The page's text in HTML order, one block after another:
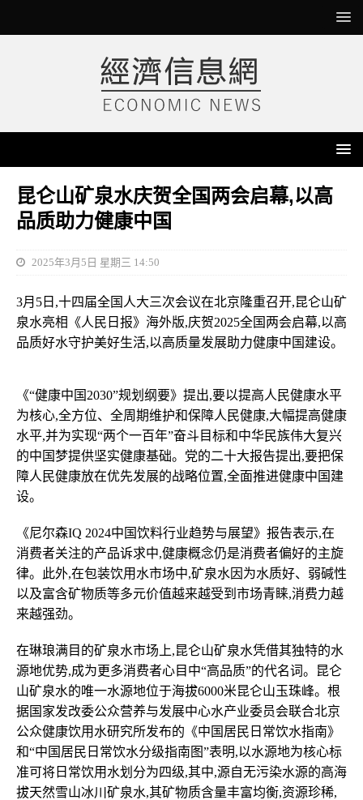
昆仑山矿泉水庆贺全国两会启幕,以高
品质助力健康中国
2025年3月5日 星期三 14:50
3月5日,十四届全国人大三次会议在北京隆重召开,昆仑山矿
泉水亮相《人民日报》海外版,庆贺2025全国两会启幕,以高
品质好水守护美好生活,以高质量发展助力健康中国建设。
《“健康中国2030”规划纲要》提出,要以提高人民健康水平
为核心,全方位、全周期维护和保障人民健康,大幅提高健康
水平,并为实现“两个一百年”奋斗目标和中华民族伟大复兴
的中国梦提供坚实健康基础。党的二十大报告提出,要把保
障人民健康放在优先发展的战略位置,全面推进健康中国建
设。
《尼尔森IQ 2024中国饮料行业趋势与展望》报告表示,在
消费者关注的产品诉求中,健康概念仍是消费者偏好的主旋
律。此外,在包装饮用水市场中,矿泉水因为水质好、弱碱性
以及富含矿物质等多元价值越来越受到市场青睐,消费力越
来越强劲。
在琳琅满目的矿泉水市场上,昆仑山矿泉水凭借其独特的水
源地优势,成为更多消费者心目中“高品质”的代名词。昆仑
山矿泉水的唯一水源地位于海拔6000米昆仑山玉珠峰。根
据国家发改委公众营养与发展中心水产业委员会联合北京
公众健康饮用水研究所发布的《中国居民日常饮水指南》
和“中国居民日常饮水分级指南图”表明,以水源地为核心标
准可将日常饮用水划分为四级,其中,源自无污染水源的高海
拔天然雪山冰川矿泉水,其矿物质含量丰富均衡,资源珍稀,